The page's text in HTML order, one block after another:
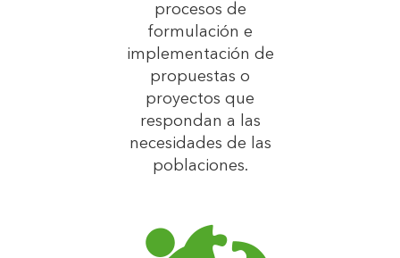
procesos de
formulación e
implementación de
propuestas o
proyectos que
respondan a las
necesidades de las
poblaciones.